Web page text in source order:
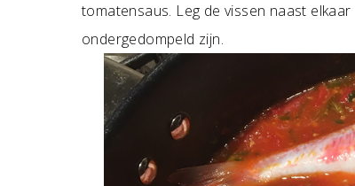
tomatensaus. Leg de vissen naast
ondergedompeld zijn.